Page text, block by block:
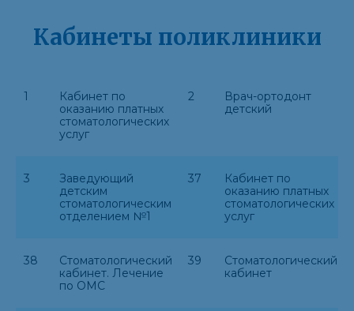
Кабинеты поликлиники
1
Кабинет по
оказанию платных
стоматологических
услуг
2
Врач-ортодонт
детский
3
Заведующий
детским
стоматологическим
отделением №1
37
Кабинет по
оказанию платных
стоматологических
услуг
38
Стоматологический
кабинет. Лечение
по ОМС
39
Стоматологический
кабинет